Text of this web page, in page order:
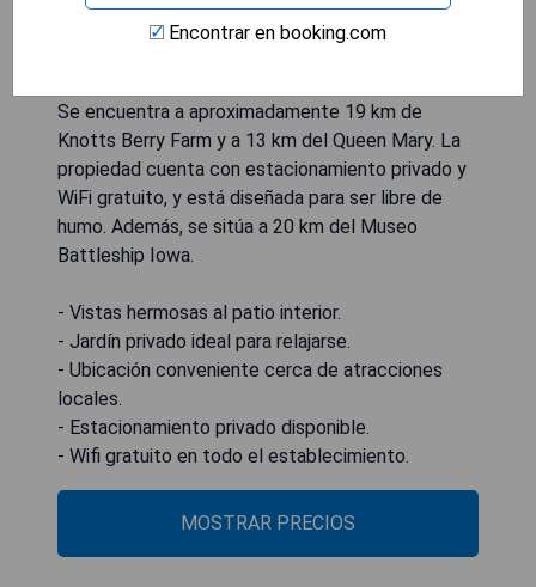
Se encuentra a aproximadamente 19 km de
Knotts Berry Farm y a 13 km del Queen Mary. La
propiedad cuenta con estacionamiento privado y
WiFi gratuito, y está diseñada para ser libre de
humo. Además, se sitúa a 20 km del Museo
Battleship Iowa.
- Vistas hermosas al patio interior.
- Jardín privado ideal para relajarse.
- Ubicación conveniente cerca de atracciones
locales.
- Estacionamiento privado disponible.
- Wifi gratuito en todo el establecimiento.
MOSTRAR PRECIOS
Encontrar en booking.com